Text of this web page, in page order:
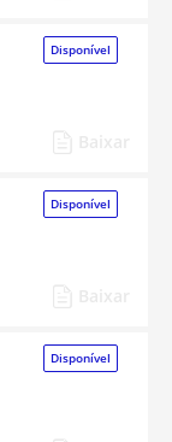
Disponível
Disponível
Disponível